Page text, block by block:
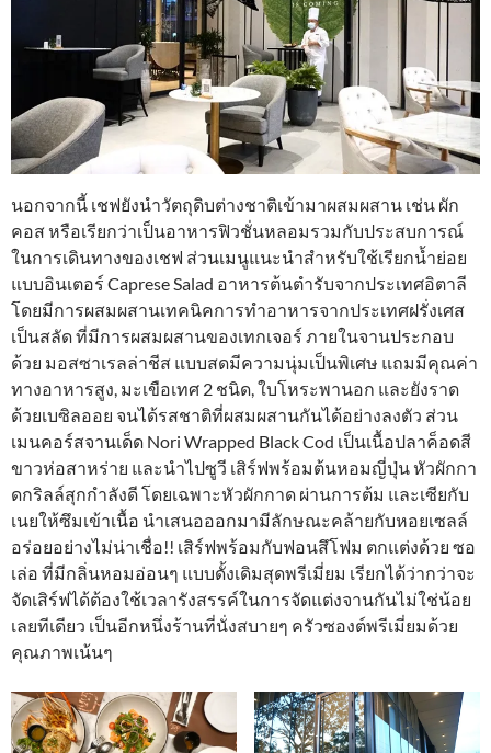
นอกจากนี้ เชฟยังนำวัตถุดิบต่างชาติเข้ามาผสมผสาน เช่น ผัก
คอส หรือเรียกว่าเป็นอาหารฟิวชั่นหลอมรวมกับประสบการณ์
ในการเดินทางของเชฟ ส่วนเมนูแนะนำสำหรับใช้เรียกน้ำย่อย
แบบอินเตอร์ Caprese Salad อาหารต้นตำรับจากประเทศอิตาลี
โดยมีการผสมผสานเทคนิคการทำอาหารจากประเทศฝรั่งเศส
เป็นสลัด ที่มีการผสมผสานของเทกเจอร์ ภายในจานประกอบ
ด้วย มอสซาเรลล่าชีส แบบสดมีความนุ่มเป็นพิเศษ แถมมีคุณค่า
ทางอาหารสูง, มะเขือเทศ 2 ชนิด, ใบโหระพานอก และยังราด
ด้วยเบซิลออย จนได้รสชาติที่ผสมผสานกันได้อย่างลงตัว ส่วน
เมนคอร์สจานเด็ด Nori Wrapped Black Cod เป็นเนื้อปลาค็อดสี
ขาวห่อสาหร่าย และนำไปซูวี เสิร์ฟพร้อมต้นหอมญี่ปุ่น หัวผักกา
ดกริลล์สุกกำลังดี โดยเฉพาะหัวผักกาด ผ่านการต้ม และเซียกับ
เนยให้ซึมเข้าเนื้อ นำเสนอออกมามีลักษณะคล้ายกับหอยเซลล์
อร่อยอย่างไม่น่าเชื่อ!! เสิร์ฟพร้อมกับฟอนสึโฟม ตกแต่งด้วย ซอ
เล่อ ที่มีกลิ่นหอมอ่อนๆ แบบดั้งเดิมสุดพรีเมี่ยม เรียกได้ว่ากว่าจะ
จัดเสิร์ฟได้ต้องใช้เวลารังสรรค์ในการจัดแต่งจานกันไม่ใช่น้อย
เลยทีเดียว เป็นอีกหนึ่งร้านที่นั่งสบายๆ ครัวซองต์พรีเมี่ยมด้วย
คุณภาพเน้นๆ